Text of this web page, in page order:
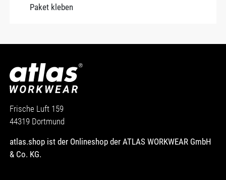
Paket kleben
Frische Luft 159
44319 Dortmund
atlas.shop ist der Onlineshop der ATLAS WORKWEAR GmbH
& Co. KG.